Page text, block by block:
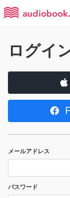
ログイ
メールアドレス
パスワード